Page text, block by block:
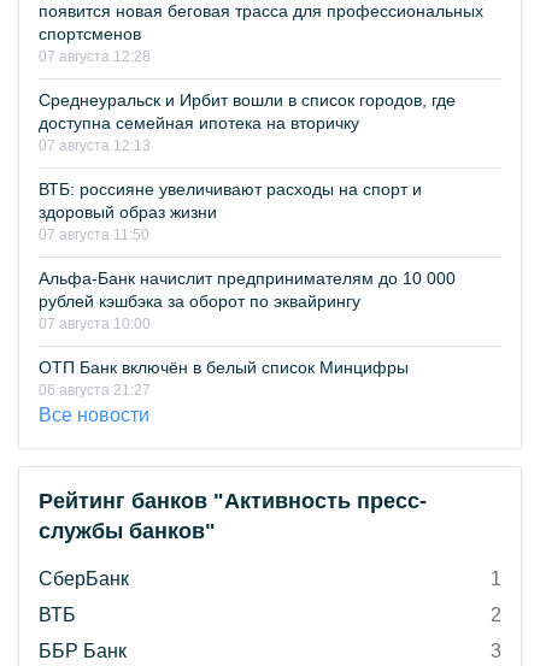
появится новая беговая трасса для профессиональных
спортсменов
07 августа 12:28
Среднеуральск и Ирбит вошли в список городов, где
доступна семейная ипотека на вторичку
07 августа 12:13
ВТБ: россияне увеличивают расходы на спорт и
здоровый образ жизни
07 августа 11:50
Альфа-Банк начислит предпринимателям до 10 000
рублей кэшбэка за оборот по эквайрингу
07 августа 10:00
ОТП Банк включён в белый список Минцифры
06 августа 21:27
Все новости
Рейтинг банков "Активность пресс-
службы банков"
СберБанк
1
ВТБ
2
ББР Банк
3